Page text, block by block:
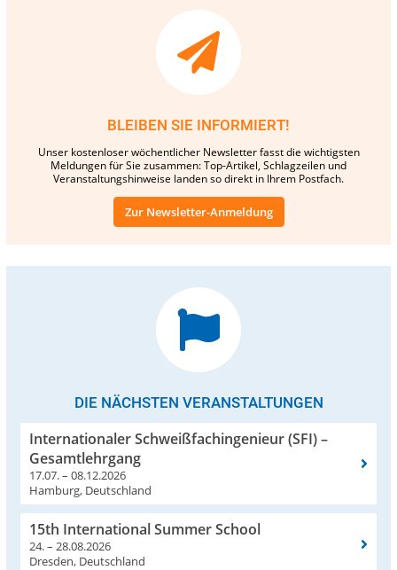
BLEIBEN SIE INFORMIERT!
Unser kostenloser wöchentlicher Newsletter fasst die wichtigsten
Meldungen für Sie zusammen: Top-Artikel, Schlagzeilen und
Veranstaltungshinweise landen so direkt in Ihrem Postfach.
Zur Newsletter-Anmeldung
DIE NÄCHSTEN VERANSTALTUNGEN
Internationaler Schweißfachingenieur (SFI) –
Gesamtlehrgang
17.07. – 08.12.2026
Hamburg, Deutschland
15th International Summer School
24. – 28.08.2026
Dresden, Deutschland